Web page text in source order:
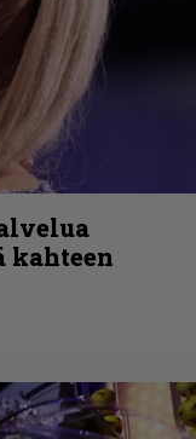
kahteen